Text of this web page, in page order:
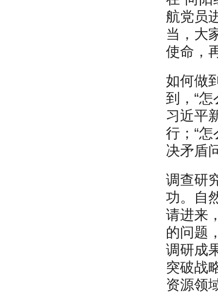
航党员
当，大
使命，
如何做
到，“
习近平
行；“怎
决矛盾
调查研
功。自
请进来
的问题
调研成
突破战
资源领